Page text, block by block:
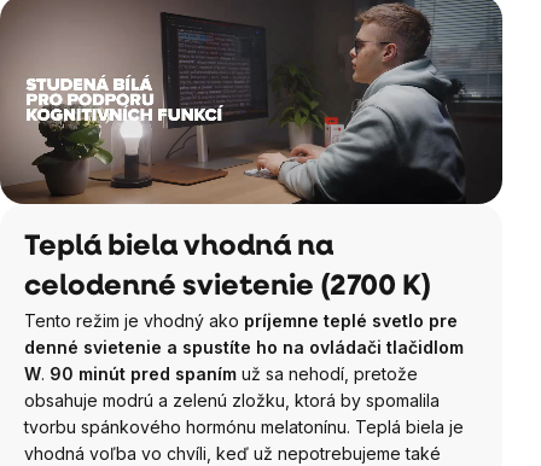
Teplá biela vhodná na
celodenné svietenie (2700 K)
Tento režim je vhodný ako príjemne teplé svetlo pre
denné svietenie a spustíte ho na ovládači tlačidlom
W. 90 minút pred spaním už sa nehodí, pretože
obsahuje modrú a zelenú zložku, ktorá by spomalila
tvorbu spánkového hormónu melatonínu. Teplá biela je
vhodná voľba vo chvíli, keď už nepotrebujeme také